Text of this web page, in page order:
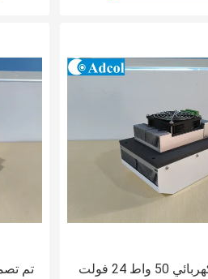
تم
مبرد حراري كهربائي 50 واط 24 فولت